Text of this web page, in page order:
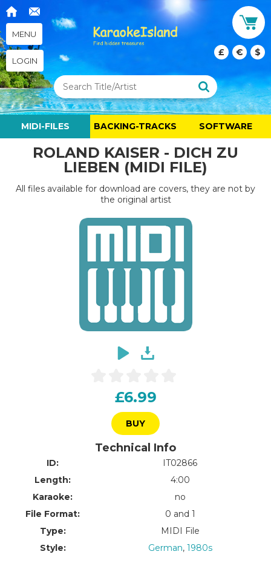
MENU
LOGIN
£ € $
MIDI-FILES BACKING-TRACKS SOFTWARE
ROLAND KAISER - DICH ZU
LIEBEN (MIDI FILE)
All files available for download are covers, they are not by
the original artist
£6.99
BUY
Technical Info
ID:
IT02866
Length:
4:00
Karaoke:
no
File Format:
0 and 1
Type:
MIDI File
Style:
German, 1980s